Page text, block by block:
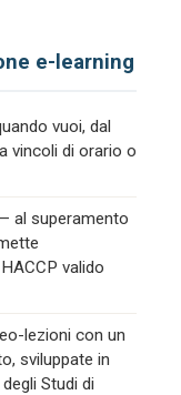
e-learning
vuoi, dal
vincoli di orario o
al superamento
valido
lezioni con un
sviluppate in
Studi di